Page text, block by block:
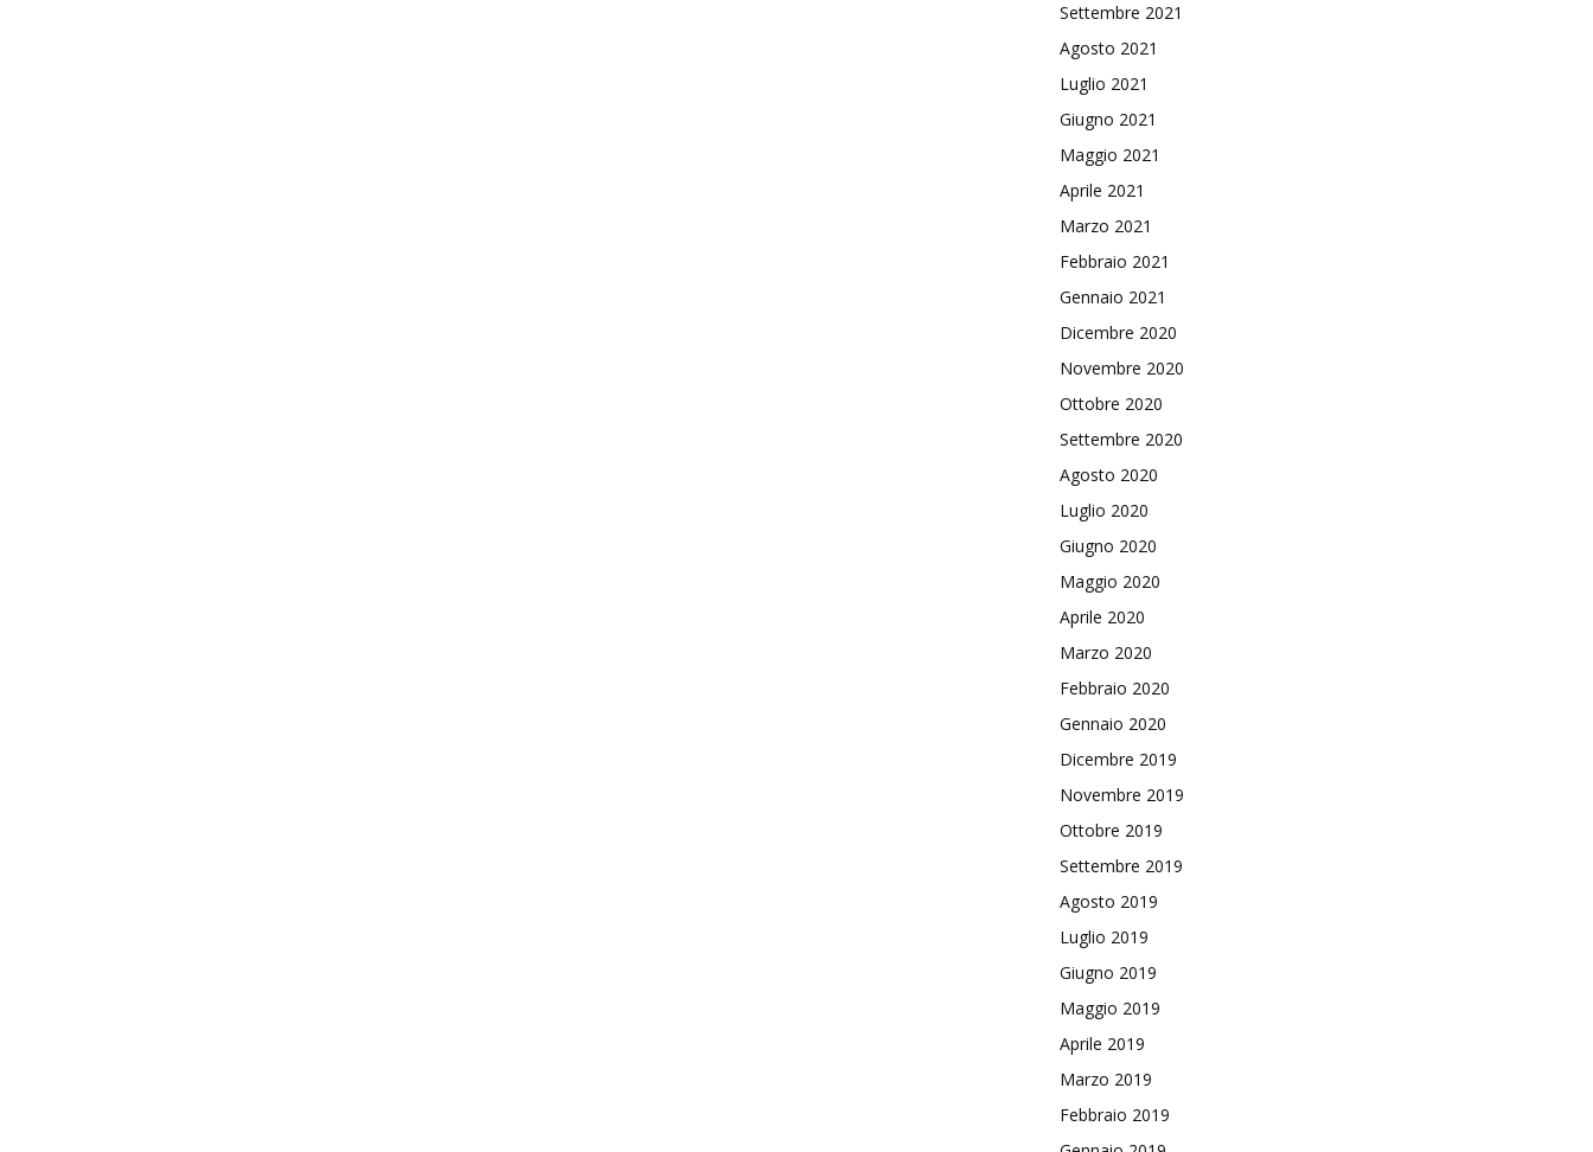
Settembre 2021
Agosto 2021
Luglio 2021
Giugno 2021
Maggio 2021
Aprile 2021
Marzo 2021
Febbraio 2021
Gennaio 2021
Dicembre 2020
Novembre 2020
Ottobre 2020
Settembre 2020
Agosto 2020
Luglio 2020
Giugno 2020
Maggio 2020
Aprile 2020
Marzo 2020
Febbraio 2020
Gennaio 2020
Dicembre 2019
Novembre 2019
Ottobre 2019
Settembre 2019
Agosto 2019
Luglio 2019
Giugno 2019
Maggio 2019
Aprile 2019
Marzo 2019
Febbraio 2019